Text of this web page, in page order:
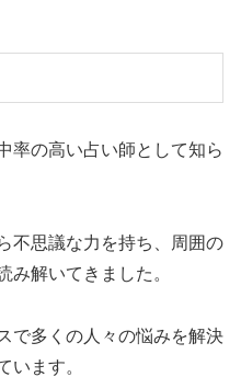
率の高い占い師として知ら
不思議な力を持ち、周囲の
み解いてきました。
で多くの人々の悩みを解決
います。